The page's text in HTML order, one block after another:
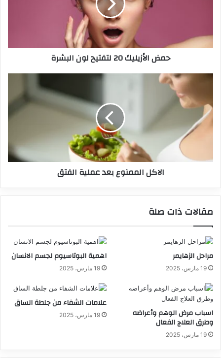
حمض الأزيليك 20 لتفتيح لون البشرة
الاكل الممنوع بعد عملية الفتق
مقالات ذات صلة
مراحل الزهايمر
19 مارس، 2025
اهمية البوتاسيوم لجسم الانسان
19 مارس، 2025
اسباب مرض الوهم وأعراضه
وطرق العلاج الفعال
19 مارس، 2025
علامات الشفاء من جلطة الساق
19 مارس، 2025